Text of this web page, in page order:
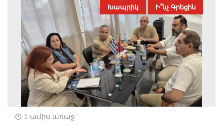
Խապրիկ Ի՞նչ Գրեցին
1 ամիս առաջ